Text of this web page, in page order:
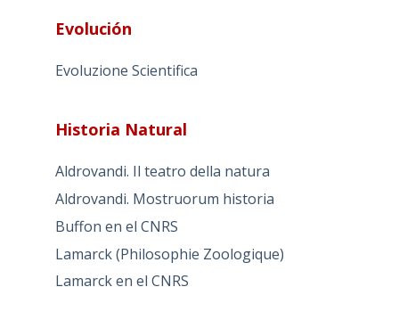
Evolución
Evoluzione Scientifica
Historia Natural
Aldrovandi. Il teatro della natura
Aldrovandi. Mostruorum historia
Buffon en el CNRS
Lamarck (Philosophie Zoologique)
Lamarck en el CNRS